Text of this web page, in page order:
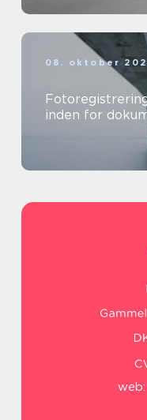
08. oktober
inden for
web: